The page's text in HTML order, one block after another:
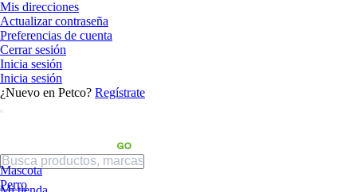
Mis direcciones
Actualizar contraseña
Preferencias de cuenta
Cerrar sesión
Inicia sesión
Inicia sesión
¿Nuevo en Petco? Regístrate
Mascota
Perro